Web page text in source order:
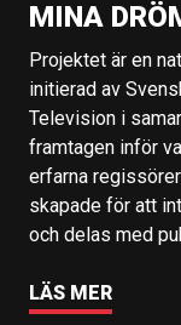
MINA
Projektet är en
initierad av
Television i
framtagen inför
erfarna
skapade för att
och delas med
LÄS MER